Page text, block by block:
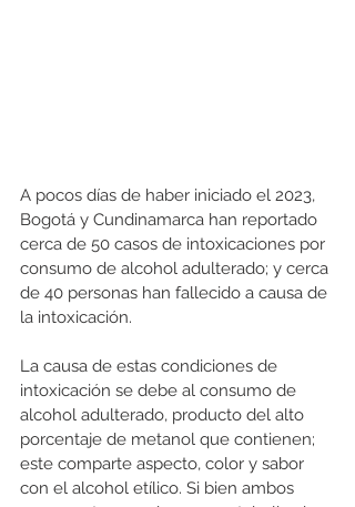
A pocos días de haber iniciado el 2023,
Bogotá y Cundinamarca han reportado
cerca de 50 casos de intoxicaciones por
consumo de alcohol adulterado; y cerca
de 40 personas han fallecido a causa de
la intoxicación.
La causa de estas condiciones de
intoxicación se debe al consumo de
alcohol adulterado, producto del alto
porcentaje de metanol que contienen;
este comparte aspecto, color y sabor
con el alcohol etílico. Si bien ambos